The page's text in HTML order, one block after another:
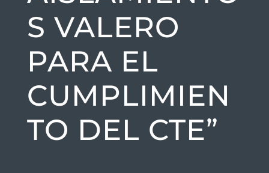
S VALERO
PARA EL
CUMPLIMIEN
TO DEL CTE”